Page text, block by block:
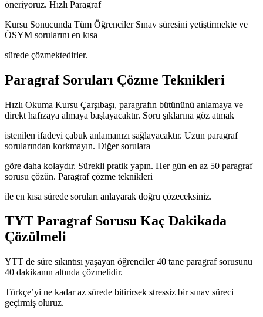
öneriyoruz. Hızlı Paragraf
Kursu Sonucunda Tüm Öğrenciler Sınav süresini yetiştirmekte ve
ÖSYM sorularını en kısa
sürede çözmektedirler.
Paragraf Soruları Çözme Teknikleri
Hızlı Okuma Kursu Çarşıbaşı, paragrafın bütününü anlamaya ve
direkt hafızaya almaya başlayacaktır. Soru şıklarına göz atmak
istenilen ifadeyi çabuk anlamanızı sağlayacaktır. Uzun paragraf
sorularından korkmayın. Diğer sorulara
göre daha kolaydır. Sürekli pratik yapın. Her gün en az 50 paragraf
sorusu çözün. Paragraf çözme teknikleri
ile en kısa sürede soruları anlayarak doğru çözeceksiniz.
TYT Paragraf Sorusu Kaç Dakikada
Çözülmeli
YTT de süre sıkıntısı yaşayan öğrenciler 40 tane paragraf sorusunu
40 dakikanın altında çözmelidir.
Türkçe’yi ne kadar az sürede bitirirsek stressiz bir sınav süreci
geçirmiş oluruz.